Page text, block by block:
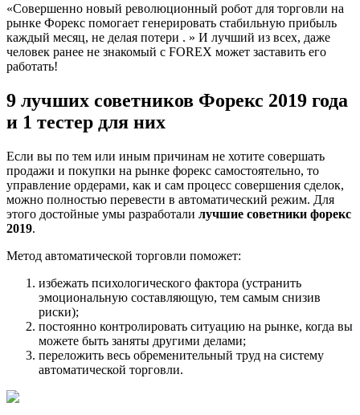
«Совершенно новый революционный робот для торговли на
рынке Форекс помогает генерировать стабильную прибыль
каждый месяц, не делая потери . » И лучший из всех, даже
человек ранее не знакомый с FOREX может заставить его
работать!
9 лучших советников Форекс 2019 года
и 1 тестер для них
Если вы по тем или иным причинам не хотите совершать
продажи и покупки на рынке форекс самостоятельно, то
управление ордерами, как и сам процесс совершения сделок,
можно полностью перевести в автоматический режим. Для
этого достойные умы разработали лучшие советники форекс
2019.
Метод автоматической торговли поможет:
избежать психологического фактора (устранить
эмоциональную составляющую, тем самым снизив
риски);
постоянно контролировать ситуацию на рынке, когда вы
можете быть заняты другими делами;
переложить весь обременительный труд на систему
автоматической торговли.